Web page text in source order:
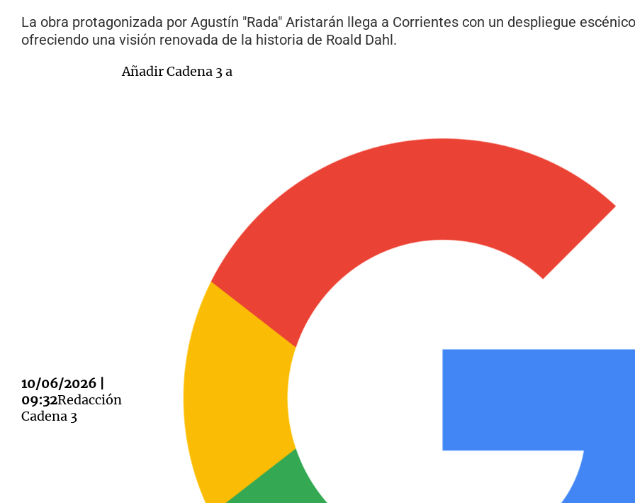
La obra protagonizada por Agustín "Rada" Aristarán llega a Corrientes con un despliegue
ofreciendo una visión renovada de la historia de Roald Dahl.
10/06/2026 |
09:32Redacción
Cadena 3
Añadir Cadena 3 a
Notas
Mundial 2026 La Sole en Cadena 3 Cadena 3